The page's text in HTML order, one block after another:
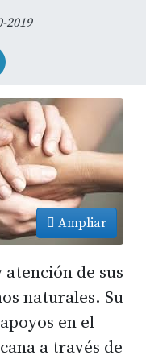
2019
Ampliar
de sus
naturales. Su
en el
a través de